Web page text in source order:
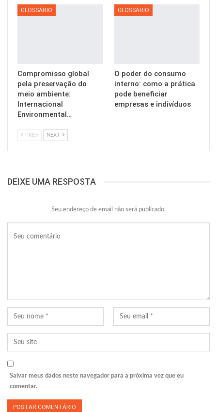
GLOSSÁRIO
Compromisso global
pela preservação do
meio ambiente:
Internacional
Environmental…
GLOSSÁRIO
O poder do consumo
interno: como a prática
pode beneficiar
empresas e indivíduos
PREV NEXT
DEIXE UMA RESPOSTA
Seu endereço de email não será publicado.
Salvar meus dados neste navegador para a próxima vez que eu
comentar.